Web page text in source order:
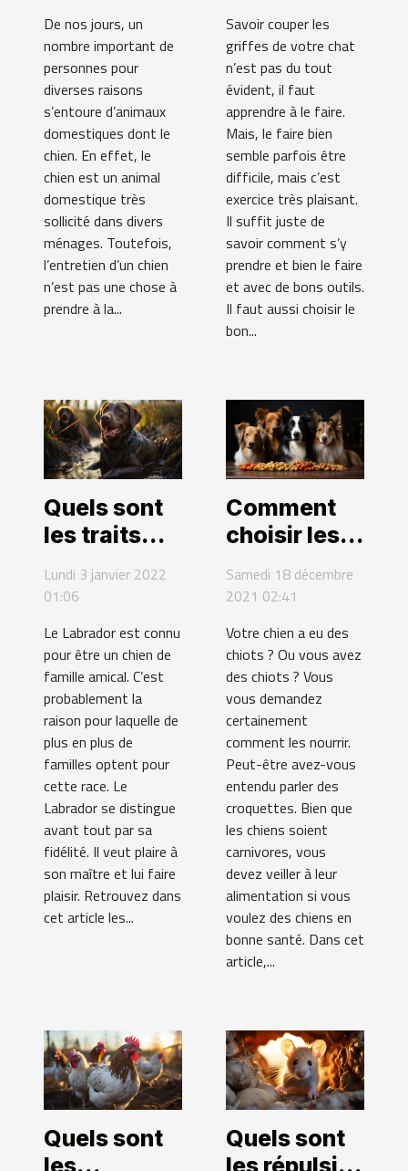
chien ?
De nos jours, un
nombre important de
personnes pour
diverses raisons
s’entoure d’animaux
domestiques dont le
chien. En effet, le
chien est un animal
domestique très
sollicité dans divers
ménages. Toutefois,
l’entretien d’un chien
n’est pas une chose à
prendre à la...
Savoir couper les
griffes de votre chat
n’est pas du tout
évident, il faut
apprendre à le faire.
Mais, le faire bien
semble parfois être
difficile, mais c’est
exercice très plaisant.
Il suffit juste de
savoir comment s’y
prendre et bien le faire
et avec de bons outils.
Il faut aussi choisir le
bon...
Quels sont
les traits
distinctifs
du labrador
Lundi 3 janvier 2022
01:06
Le Labrador est connu
pour être un chien de
famille amical. C’est
probablement la
raison pour laquelle de
plus en plus de
familles optent pour
cette race. Le
Labrador se distingue
avant tout par sa
fidélité. Il veut plaire à
son maître et lui faire
plaisir. Retrouvez dans
cet article les...
Comment
choisir les
croquettes
pour chiots
Samedi 18 décembre
2021 02:41
Votre chien a eu des
chiots ? Ou vous avez
des chiots ? Vous
vous demandez
certainement
comment les nourrir.
Peut-être avez-vous
entendu parler des
croquettes. Bien que
les chiens soient
carnivores, vous
devez veiller à leur
alimentation si vous
voulez des chiens en
bonne santé. Dans cet
article,...
Quels sont
les
Quels sont
les répulsifs